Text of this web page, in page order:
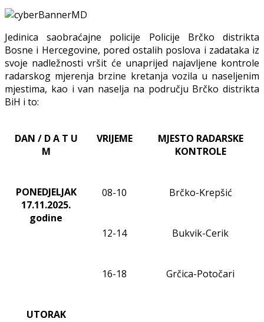
Jedinica saobraćajne policije Policije Brčko distrikta
Bosne i Hercegovine, pored ostalih poslova i zadataka iz
svoje nadležnosti vršit će unaprijed najavljene kontrole
radarskog mjerenja brzine kretanja vozila u naseljenim
mjestima, kao i van naselja na području Brčko distrikta
BiH i to:
DAN / D A T U
M
VRIJEME
MJESTO RADARSKE
KONTROLE
PONEDJELJAK
17.11.2025.
godine
08-10 Brčko-Krepšić
12-14 Bukvik-Cerik
16-18 Grčica-Potočari
UTORAK